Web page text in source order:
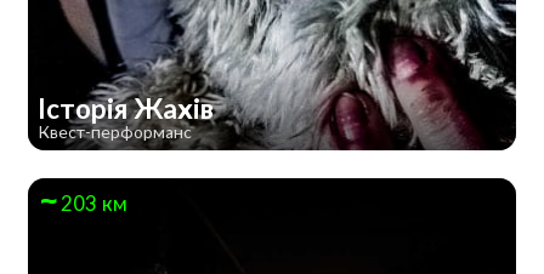
Історія Жахів
Квест-перформанс
203 км